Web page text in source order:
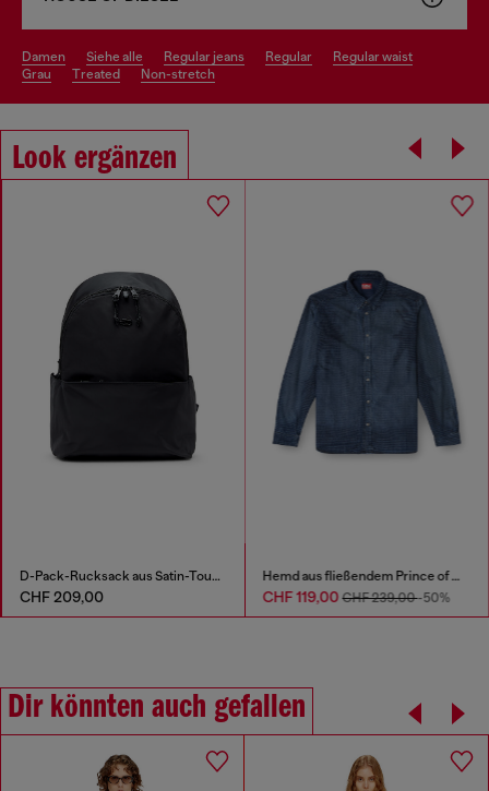
damen siehe alle regular jeans regular
regular waist
grau
treated non-stretch
Look ergänzen
D-Pack-Rucksack aus Satin-Touch-Stoff
CHF 209,00
Hemd aus fließendem Prince of Wales Denim
CHF 119,00CHF 239,00-50%
Dir könnten auch gefallen